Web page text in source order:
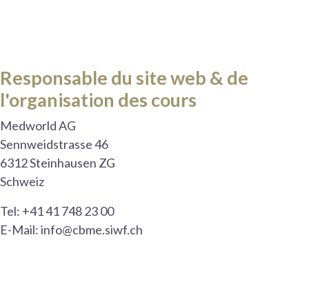
Responsable du site web & de
l'organisation des cours
Medworld AG
Sennweidstrasse 46
6312 Steinhausen ZG
Schweiz
Tel: +41 41 748 23 00
E-Mail: info@cbme.siwf.ch